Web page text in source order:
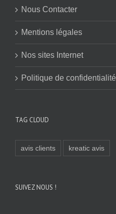
Nous Contacter
Mentions légales
Nos sites Internet
Politique de confidentialité
TAG CLOUD
avis clients kreatic avis
SUIVEZ NOUS !